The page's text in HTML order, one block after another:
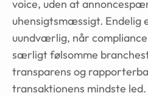
voice, uden at
uhensigtsmæssigt. Endelig
uundværlig, når
særligt følsomme
transparens og
transaktionens mindste led.